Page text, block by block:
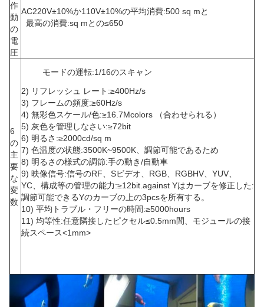
作
動
の
電
圧
AC220V±10%か110V±10%の平均消費:500 sq mと
最高の消費:sq mとの≤650
6
の
主
要
な
変
数
モードの運転:1/16のスキャン
2) リフレッシュ レート:≥400Hz/s
3) フレームの頻度:≥60Hz/s
4) 無彩色スケール/色:≥16.7Mcolors （合わせられる）
5) 灰色を管理しなさい:≥72bit
6) 明るさ:≥2000cd/sq m
7) 色温度の状態:3500K~9500K、調節可能であるため
8) 明るさの様式の調節:手の動き/自動車
9) 映像信号:信号のRF、Sビデオ、RGB、RGBHV、YUV、
YC、構成等の管理の能力:≥12bit.against Yはカーブを修正した:
調節可能できるYのカーブの上の3pcsを所有する。
10) 平均トラブル・フリーの時間:≥5000hours
11) 均等性:任意隣接したピクセル≤0.5mm間、モジュールの接
続スペース<1mm>